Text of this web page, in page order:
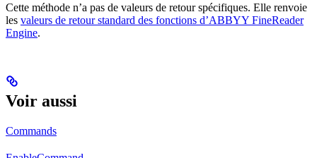
Cette méthode n’a pas de valeurs de retour spécifiques. Elle renvoie
les valeurs de retour standard des fonctions d’ABBYY FineReader
Engine.
Voir aussi
Commands